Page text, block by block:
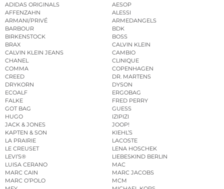
ADIDAS ORIGINALS
AESOP
AFFENZAHN
ALESSI
ARMANI/PRIVÉ
ARMEDANGELS
BARBOUR
BDK
BIRKENSTOCK
BOSS
BRAX
CALVIN KLEIN
CALVIN KLEIN JEANS
CAMBIO
CHANEL
CLINIQUE
COMMA
COPENHAGEN
CREED
DR. MARTENS
DRYKORN
DYSON
ECOALF
ERGOBAG
FALKE
FRED PERRY
GOT BAG
GUESS
HUGO
IZIPIZI
JACK & JONES
JOOP!
KAPTEN & SON
KIEHL’S
LA PRAIRIE
LACOSTE
LE CREUSET
LENA HOSCHEK
LEVI’S®
LIEBESKIND BERLIN
LUISA CERANO
MAC
MARC CAIN
MARC JACOBS
MARC O’POLO
MCM